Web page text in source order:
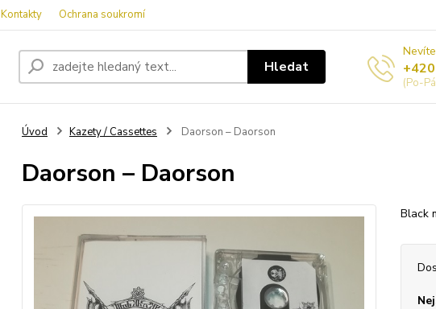
Kontakty Ochrana soukromí
Hledat
(Po-
Úvod Kazety / Cassettes Daorson – Daorson
Daorson – Daorson
Black